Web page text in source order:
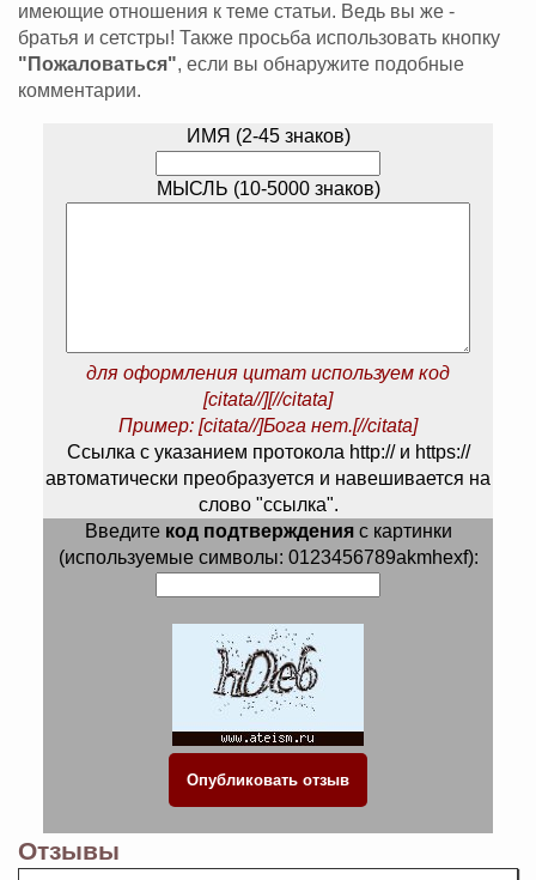
имеющие отношения к теме статьи. Ведь вы же -
братья и сетстры! Также просьба использовать кнопку
"Пожаловаться", если вы обнаружите подобные
комментарии.
ИМЯ (2-45 знаков)
МЫСЛЬ (10-5000 знаков)
для оформления цитат используем код
[citata//][//citata]
Пример: [citata//]Бога нет.[//citata]
Ссылка с указанием протокола http:// и https://
автоматически преобразуется и навешивается на
слово "ссылка".
Введите код подтвержденияс картинки
(используемые символы: 0123456789akmhexf):
Отзывы